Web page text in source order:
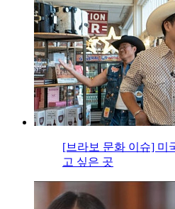
[브라보 문화 이슈] 미
고 싶은 곳